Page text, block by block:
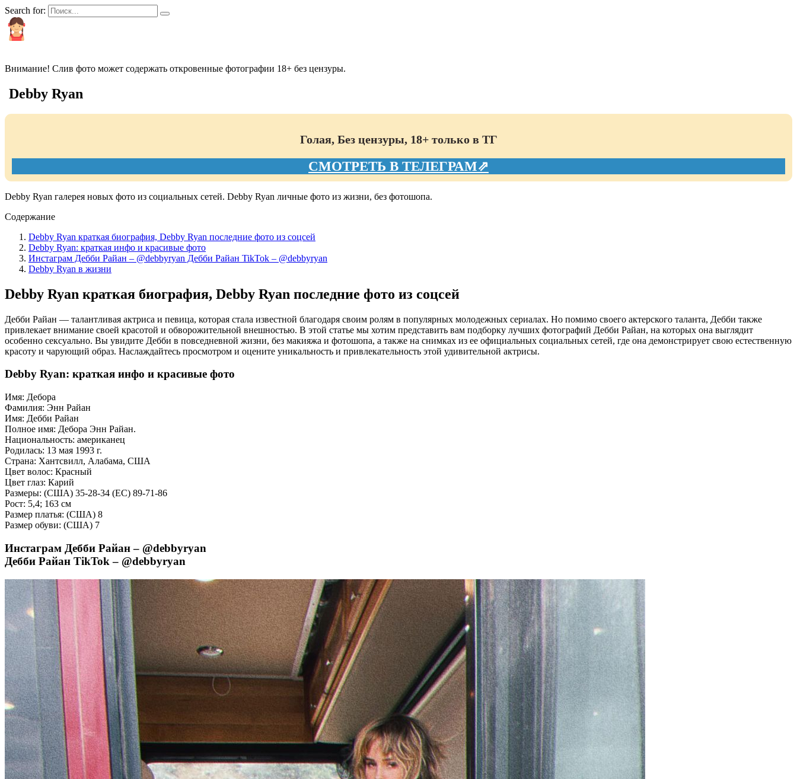
Search for:
Внимание! Слив фото может содержать откровенные фотографии 18+ без цензуры.
Debby Ryan
Голая, Без цензуры, 18+ только в ТГ
СМОТРЕТЬ В ТЕЛЕГРАМ⇗
Debby Ryan галерея новых фото из социальных сетей. Debby Ryan личные фото из жизни, без фотошопа.
Содержание
Debby Ryan краткая биография, Debby Ryan последние фото из соцсей
Debby Ryan: краткая инфо и красивые фото
Инстаграм Дебби Райан – @debbyryan Дебби Райан TikTok – @debbyryan
Debby Ryan в жизни
Debby Ryan краткая биография, Debby Ryan последние фото из соцсей
Дебби Райан — талантливая актриса и певица, которая стала известной благодаря своим ролям в популярных молодежных сериалах. Но помимо своего актерского таланта, Дебби также
привлекает внимание своей красотой и обворожительной внешностью. В этой статье мы хотим представить вам подборку лучших фотографий Дебби Райан, на которых она выглядит
особенно сексуально. Вы увидите Дебби в повседневной жизни, без макияжа и фотошопа, а также на снимках из ее официальных социальных сетей, где она демонстрирует свою естественную
красоту и чарующий образ. Наслаждайтесь просмотром и оцените уникальность и привлекательность этой удивительной актрисы.
Debby Ryan: краткая инфо и красивые фото
Имя: Дебора
Фамилия: Энн Райан
Имя: Дебби Райан
Полное имя: Дебора Энн Райан.
Национальность: американец
Родилась: 13 мая 1993 г.
Страна: Хантсвилл, Алабама, США
Цвет волос: Красный
Цвет глаз: Карий
Размеры: (США) 35-28-34 (ЕС) 89-71-86
Рост: 5,4; 163 см
Размер платья: (США) 8
Размер обуви: (США) 7
Инстаграм Дебби Райан – @debbyryan
Дебби Райан TikTok – @debbyryan